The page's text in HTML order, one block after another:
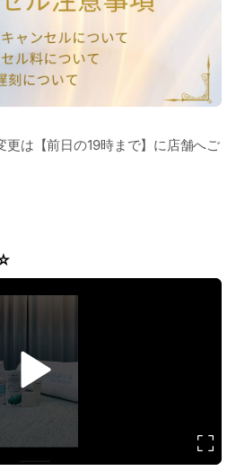
更は【前日の19時まで】に店舗へご
当日キャンセル扱いとなり、いかな
て】
100%
日のご予約時間に遅れられる場合
連絡をお願い致します。
来店は、施述時間の短縮、もしくは
きます。
上過ぎた場合、無断キャンセルと判
v
d